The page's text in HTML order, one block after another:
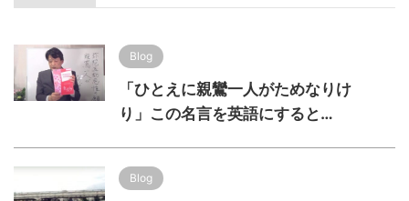
Blog
「ひとえに親鸞一人がためなりけ
り」この名言を英語にすると…
Blog